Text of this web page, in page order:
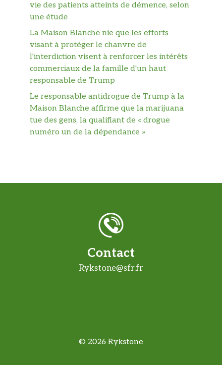
vie des patients atteints de démence, selon
une étude
La Maison Blanche nie que les efforts
visant à protéger le chanvre de
l'interdiction visent à renforcer les intérêts
commerciaux de la famille d'un haut
responsable de Trump
Le responsable antidrogue de Trump à la
Maison Blanche affirme que la marijuana
tue des gens, la qualifiant de « drogue
numéro un de la dépendance »
Contact
Rykstone@sfr.fr
© 2026 Rykstone